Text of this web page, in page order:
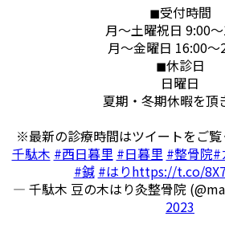
◼︎受付時間
月〜土曜祝日 9:00
月〜金曜日 16:00〜
◼︎休診日
日曜日
夏期・冬期休暇を頂
※最新の診療時間はツイートをご
千駄木 #西日暮里 #日暮里 #整骨院#
#鍼 #はりhttps://t.co/
— 千駄木 豆の木はり灸整骨院
2023